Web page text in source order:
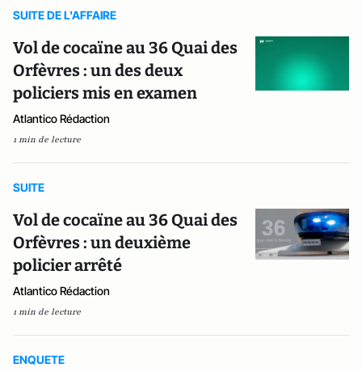
SUITE DE L'AFFAIRE
Vol de cocaïne au 36 Quai des
Orfèvres : un des deux
policiers mis en examen
Atlantico Rédaction
1 min de lecture
SUITE
Vol de cocaïne au 36 Quai des
Orfèvres : un deuxième
policier arrêté
Atlantico Rédaction
1 min de lecture
ENQUETE